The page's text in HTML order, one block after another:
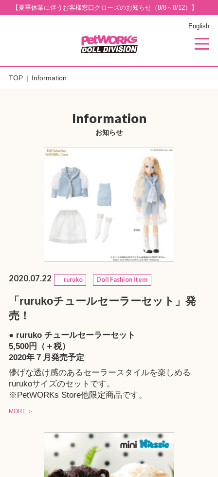
【夏季休業に伴うお客様窓口クローズのお知らせ（8/8～8/12）】
English
TOP Information
Information
お知らせ
2020.07.22 ruruko Doll Fashion Item
「rurukoチュールセーラーセット」発
売！
● ruruko チュールセーラーセット
5,500円（＋税）
2020年７月発売予定
儚げな透け感のあるセーラースタイルを楽しめる
rurukoサイズのセットです。
※PetWORKs Store他限定商品です。
MORE ＞